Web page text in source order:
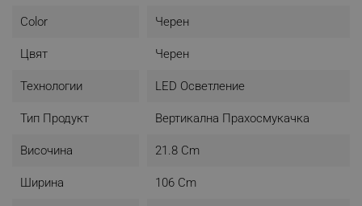
Color Черен
Цвят Черен
Технологии LED Осветление
Тип Продукт Вертикална Прахосмукачка
Височина 21.8 Cm
Ширина 106 Cm